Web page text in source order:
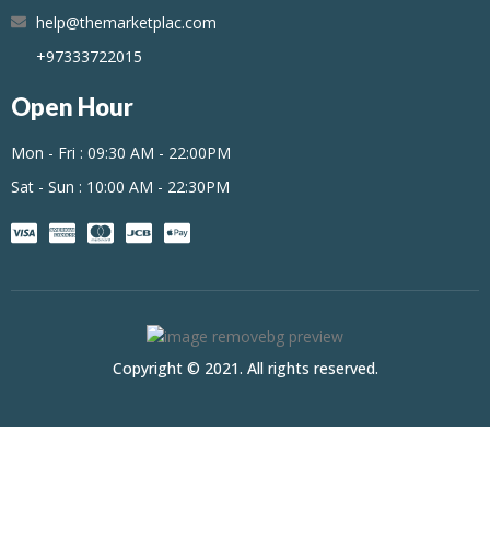
help@themarketplac.com
+97333722015
Open Hour
Mon - Fri : 09:30 AM - 22:00PM
Sat - Sun : 10:00 AM - 22:30PM
Copyright © 2021. All rights reserved.